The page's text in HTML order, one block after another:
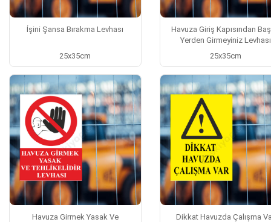
İşini Şansa Bırakma Levhası
25x35cm
Havuza Giriş Kapısından
Yerden Girmeyiniz Levhası
25x35cm
Havuza Girmek Yasak Ve
Dikkat Havuzda Çalışma